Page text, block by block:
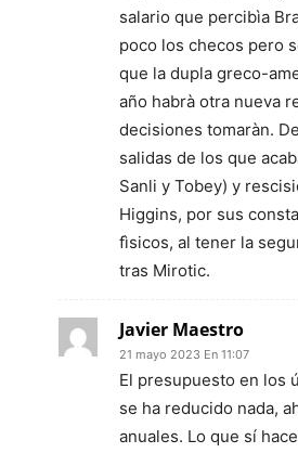
salario que percibìa
poco los checos pero
que la dupla greco-
año habrà otra nueva
decisiones tomaràn.
salidas de los que
Sanli y Tobey) y
Higgins, por sus
fìsicos, al tener la
tras Mirotic.
Javier Maestro
21 mayo 2023 En 11:07
El presupuesto en los
se ha reducido nada,
anuales. Lo que sí